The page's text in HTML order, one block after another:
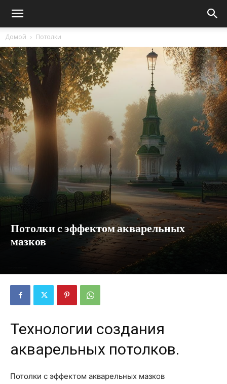
Домой Потолки
Потолки с эффектом акварельных
мазков
Технологии создания
акварельных потолков.
Потолки с эффектом акварельных мазков